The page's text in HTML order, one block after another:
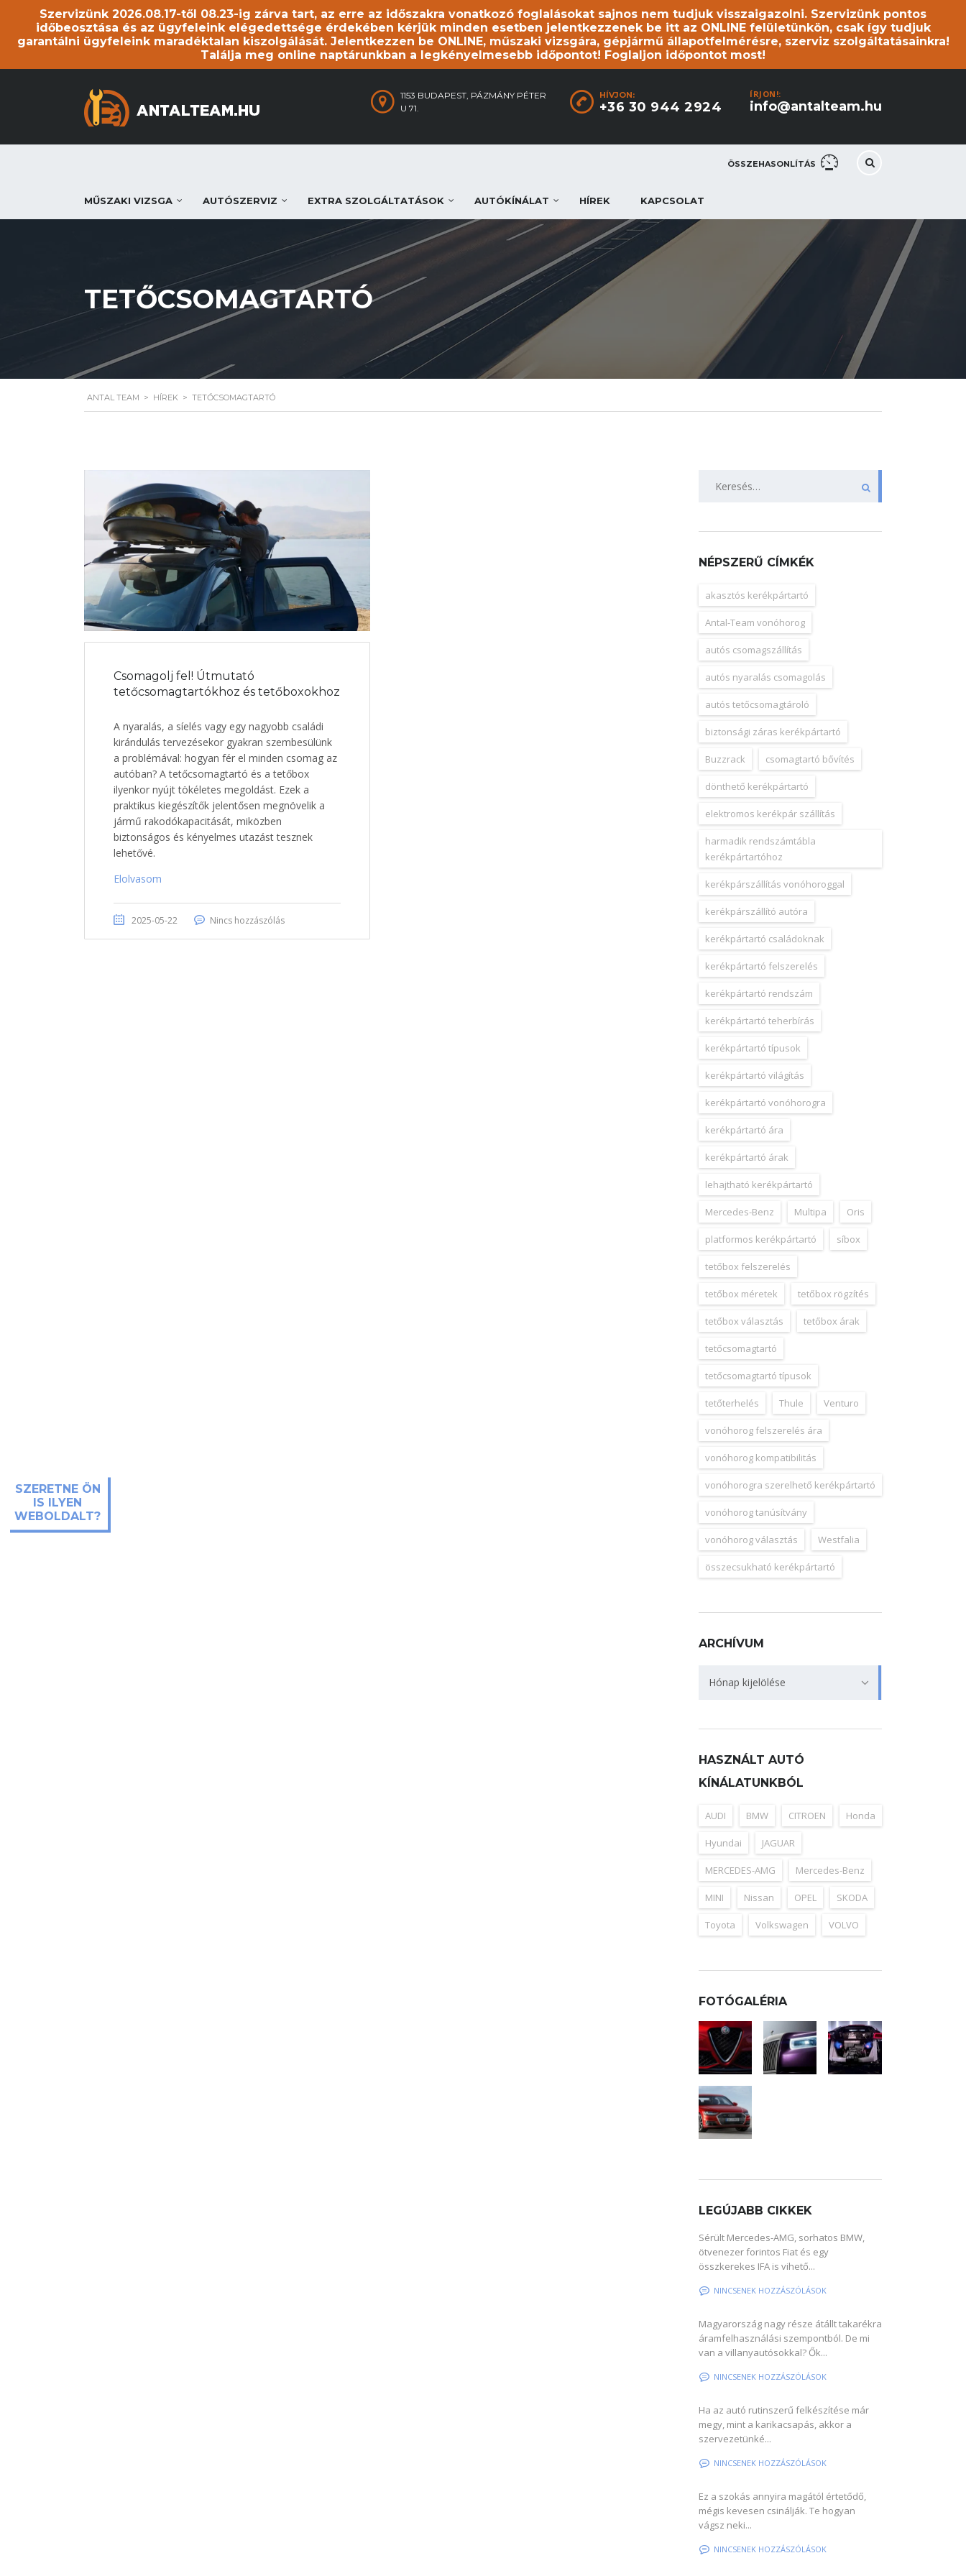
Szervizünk 2026.08.17-től 08.23-ig zárva tart, az erre az időszakra vonatkozó foglalásokat sajnos nem tudjuk visszaigazolni. Szervizünk pontos
időbeosztása és az ügyfeleink elégedettsége érdekében kérjük minden esetben jelentkezzenek be itt az ONLINE felületünkön, csak így tudjuk
garantálni ügyfeleink maradéktalan kiszolgálását. Jelentkezzen be ONLINE, műszaki vizsgára, gépjármű állapotfelmérésre, szerviz szolgáltatásainkra!
Találja meg online naptárunkban a legkényelmesebb időpontot! Foglaljon időpontot most!
SZERETNE ÖN
IS ILYEN
WEBOLDALT?
ÍRJON!:
info@antalteam.hu
HÍVJON:
+36 30 944 2924
1153 BUDAPEST, PÁZMÁNY PÉTER
U 71.
ÖSSZEHASONLÍTÁS
MŰSZAKI VIZSGA AUTÓSZERVIZ EXTRA SZOLGÁLTATÁSOK AUTÓKÍNÁLAT HÍREK KAPCSOLAT
TETŐCSOMAGTARTÓ
ANTAL TEAM > HÍREK > TETŐCSOMAGTARTÓ
Csomagolj fel! Útmutató
tetőcsomagtartókhoz és tetőboxokhoz
A nyaralás, a síelés vagy egy nagyobb családi
kirándulás tervezésekor gyakran szembesülünk
a problémával: hogyan fér el minden csomag az
autóban? A tetőcsomagtartó és a tetőbox
ilyenkor nyújt tökéletes megoldást. Ezek a
praktikus kiegészítők jelentősen megnövelik a
jármű rakodókapacitását, miközben
biztonságos és kényelmes utazást tesznek
lehetővé.
Elolvasom
2025-05-22 Nincs hozzászólás
NÉPSZERŰ CÍMKÉK
akasztós kerékpártartó
Antal-Team vonóhorog
autós csomagszállítás
autós nyaralás csomagolás
autós tetőcsomagtároló
biztonsági záras kerékpártartó
Buzzrack csomagtartó bővítés
dönthető kerékpártartó
elektromos kerékpár szállítás
harmadik rendszámtábla
kerékpártartóhoz
kerékpárszállítás vonóhoroggal
kerékpárszállító autóra
kerékpártartó családoknak
kerékpártartó felszerelés
kerékpártartó rendszám
kerékpártartó teherbírás
kerékpártartó típusok
kerékpártartó világítás
kerékpártartó vonóhorogra
kerékpártartó ára
kerékpártartó árak
lehajtható kerékpártartó
Mercedes-Benz Multipa Oris
platformos kerékpártartó síbox
tetőbox felszerelés
tetőbox méretek tetőbox rögzítés
tetőbox választás tetőbox árak
tetőcsomagtartó
tetőcsomagtartó típusok
tetőterhelés Thule Venturo
vonóhorog felszerelés ára
vonóhorog kompatibilitás
vonóhorogra szerelhető kerékpártartó
vonóhorog tanúsítvány
vonóhorog választás Westfalia
összecsukható kerékpártartó
ARCHÍVUM
Hónap kijelölése
HASZNÁLT AUTÓ
KÍNÁLATUNKBÓL
AUDI BMW CITROEN Honda
Hyundai JAGUAR
MERCEDES-AMG Mercedes-Benz
MINI Nissan OPEL SKODA
Toyota Volkswagen VOLVO
FOTÓGALÉRIA
LEGÚJABB CIKKEK
Sérült Mercedes-AMG, sorhatos BMW,
ötvenezer forintos Fiat és egy
összkerekes IFA is vihető...
NINCSENEK HOZZÁSZÓLÁSOK
Magyarország nagy része átállt takarékra
áramfelhasználási szempontból. De mi
van a villanyautósokkal? Ők...
NINCSENEK HOZZÁSZÓLÁSOK
Ha az autó rutinszerű felkészítése már
megy, mint a karikacsapás, akkor a
szervezetünké...
NINCSENEK HOZZÁSZÓLÁSOK
Ez a szokás annyira magától értetődő,
mégis kevesen csinálják. Te hogyan
vágsz neki...
NINCSENEK HOZZÁSZÓLÁSOK